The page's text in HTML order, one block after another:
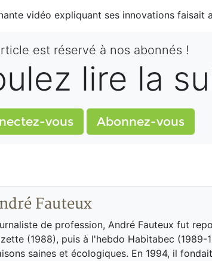
vidéo expliquant ses innovations faisait
est réservé à nos abonnés !
lire la
vous Abonnez-vous
Fauteux
de profession, André Fauteux fut
(1988), puis à l'hebdo Habitabec (1989-
saines et écologiques. En 1994, il